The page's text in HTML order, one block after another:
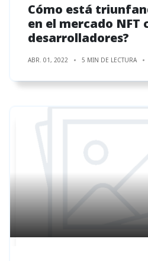
Cómo está
en el mercado NFT
desarrolladores?
ABR. 01, 2022 5 MIN DE LECTURA